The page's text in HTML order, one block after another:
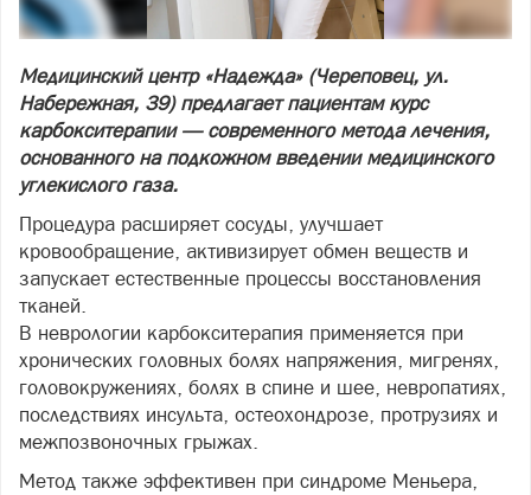
Медицинский центр «Надежда» (Череповец, ул.
Набережная, 39) предлагает пациентам курс
карбокситерапии — современного метода лечения,
основанного на подкожном введении медицинского
углекислого газа.
Процедура расширяет сосуды, улучшает
кровообращение, активизирует обмен веществ и
запускает естественные процессы восстановления
тканей.
В неврологии карбокситерапия применяется при
хронических головных болях напряжения, мигренях,
головокружениях, болях в спине и шее, невропатиях,
последствиях инсульта, остеохондрозе, протрузиях и
межпозвоночных грыжах.
Метод также эффективен при синдроме Меньера,